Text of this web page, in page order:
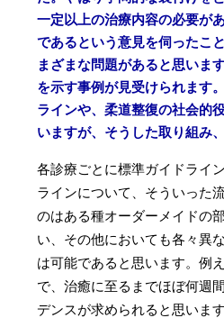
一定以上の治療内容の必要が
であるという意見を伺ったこ
まざまな問題があると思いま
を示す事例が見受けられます
ラインや、柔道整復の社会的
いますが、そうした取り組み
各診療ごとに標準ガイドライ
ラインについて、そういった
のはある種オーダーメイドの
い、その他においても各々異
は可能であると思います。例
で、治癒に至るまでほぼ何週
デンスが求められると思いま